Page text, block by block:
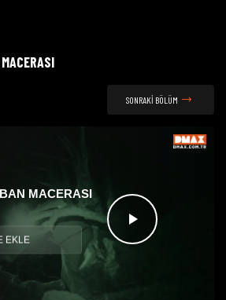
SONRAKİ BÖLÜM
Videoyu
MACERASI
EKLE